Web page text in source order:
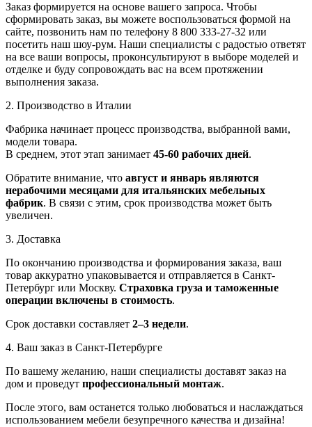
Заказ формируется на основе вашего запроса. Чтобы
сформировать заказ, вы можете воспользоваться формой на
сайте, позвонить нам по телефону 8 800 333-27-32 или
посетить наш шоу-рум. Наши специалисты с радостью ответят
на все ваши вопросы, проконсультируют в выборе моделей и
отделке и буду сопровождать вас на всем протяжении
выполнения заказа.
2. Производство в Италии
Фабрика начинает процесс производства, выбранной вами,
модели товара.
В среднем, этот этап занимает 45-60 рабочих дней.
Обратите внимание, что август и январь являются
нерабочими месяцами для итальянских мебельных
фабрик. В связи с этим, срок производства может быть
увеличен.
3. Доставка
По окончанию производства и формирования заказа, ваш
товар аккуратно упаковывается и отправляется в Санкт-
Петербург или Москву. Страховка груза и таможенные
операции включены в стоимость.
Срок доставки составляет 2–3 недели.
4. Ваш заказ в Санкт-Петербурге
По вашему желанию, наши специалисты доставят заказ на
дом и проведут профессиональный монтаж.
После этого, вам останется только любоваться и наслаждаться
использованием мебели безупречного качества и дизайна!